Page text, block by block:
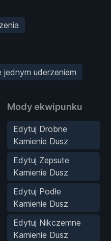
uderzeniem
Mody ekwipunku
Edytuj Drobne
Kamienie Dusz
Edytuj Zepsute
Kamienie Dusz
Edytuj Podłe
Kamienie Dusz
Edytuj Nikczemne
Kamienie Dusz